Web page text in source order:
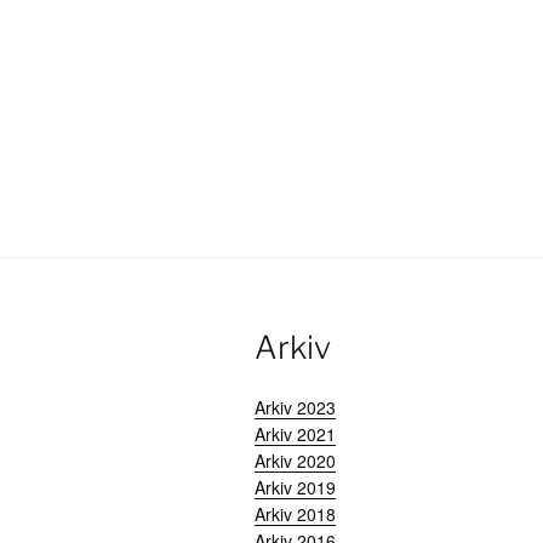
Arkiv
Arkiv 2023
Arkiv 2021
Arkiv 2020
Arkiv 2019
Arkiv 2018